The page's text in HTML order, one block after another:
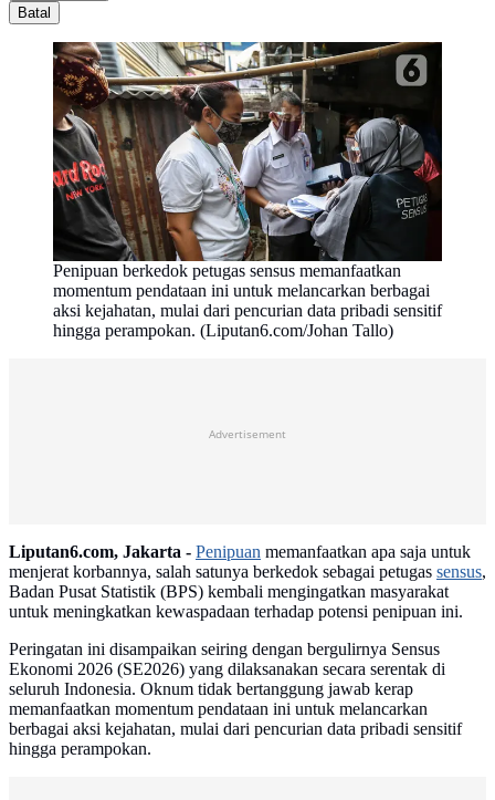
Batal
Penipuan berkedok petugas sensus memanfaatkan
momentum pendataan ini untuk melancarkan berbagai
aksi kejahatan, mulai dari pencurian data pribadi sensitif
hingga perampokan. (Liputan6.com/Johan Tallo)
Advertisement
Liputan6.com, Jakarta - Penipuan memanfaatkan apa saja untuk
menjerat korbannya, salah satunya berkedok sebagai petugas sensus,
Badan Pusat Statistik (BPS) kembali mengingatkan masyarakat
untuk meningkatkan kewaspadaan terhadap potensi penipuan ini.
Peringatan ini disampaikan seiring dengan bergulirnya Sensus
Ekonomi 2026 (SE2026) yang dilaksanakan secara serentak di
seluruh Indonesia. Oknum tidak bertanggung jawab kerap
memanfaatkan momentum pendataan ini untuk melancarkan
berbagai aksi kejahatan, mulai dari pencurian data pribadi sensitif
hingga perampokan.